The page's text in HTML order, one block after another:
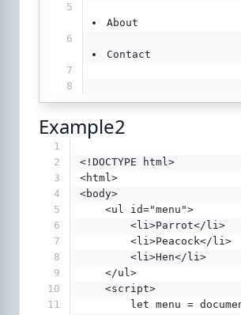
5
About
6
Contact
7
8
Example2
1
2
<!DOCTYPE html>
3
<html>
4
<body>
5
    <ul id="menu">
6
        <li>Parrot</li>
7
        <li>Peacock</li>
8
        <li>Hen</li>
9
    </ul>
10
    <script>
11
let menu =